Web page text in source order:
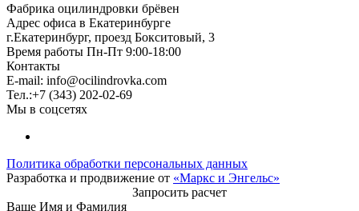
Фабрика оцилиндровки брёвен
Адрес офиса в Екатеринбурге
г.Екатеринбург, проезд Бокситовый, 3
Время работы Пн-Пт 9:00-18:00
Контакты
E-mail: info@ocilindrovka.com
Тел.:+7 (343) 202-02-69
Мы в соцсетях
Политика обработки персональных данных
Разработка и продвижение от «Маркс и Энгельс»
Запросить расчет
Ваше Имя и Фамилия